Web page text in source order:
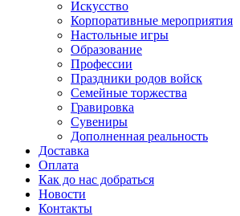
Искусство
Корпоративные мероприятия
Настольные игры
Образование
Профессии
Праздники родов войск
Семейные торжества
Гравировка
Сувениры
Дополненная реальность
Доставка
Оплата
Как до нас добраться
Новости
Контакты